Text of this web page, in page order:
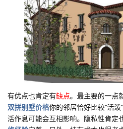
有优点也肯定有缺点。最主要的一点
双拼别墅价格你的邻居恰好比较“活
活作息可能会互相影响。隐私性肯定